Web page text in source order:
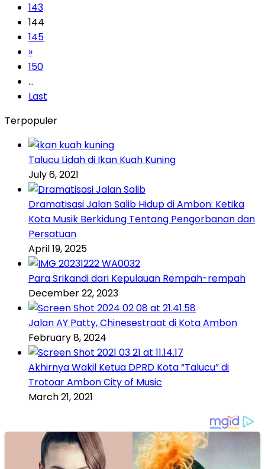
143
144
145
»
150
...
Last
Terpopuler
Talucu Lidah di Ikan Kuah Kuning
July 6, 2021
Dramatisasi Jalan Salib Hidup di Ambon: Ketika
Kota Musik Berkidung Tentang Pengorbanan dan
Persatuan
April 19, 2025
Para Srikandi dari Kepulauan Rempah-rempah
December 22, 2023
Jalan AY Patty, Chinesestraat di Kota Ambon
February 8, 2024
Akhirnya Wakil Ketua DPRD Kota “Talucu” di
Trotoar Ambon City of Music
March 21, 2021